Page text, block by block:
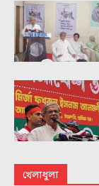
খেলাধুলা